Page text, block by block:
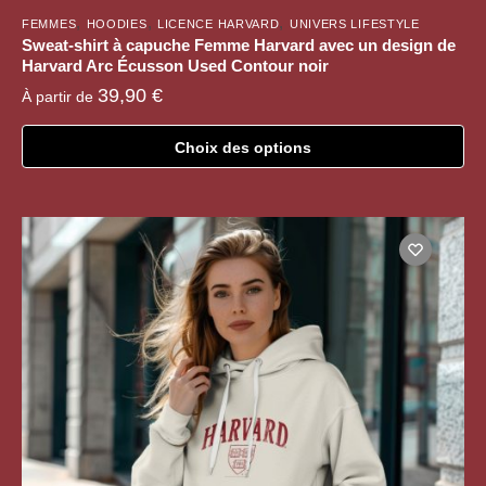
FEMMES, HOODIES, LICENCE HARVARD, UNIVERS LIFESTYLE
Sweat-shirt à capuche Femme Harvard avec un design de
Harvard Arc Écusson Used Contour noir
À partir de 39,90 €
Choix des options
a
plusieurs
variations.
options
peuvent
choisies
la